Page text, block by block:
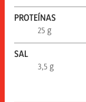
PROTEÍNAS
25 g
SAL
3,5 g